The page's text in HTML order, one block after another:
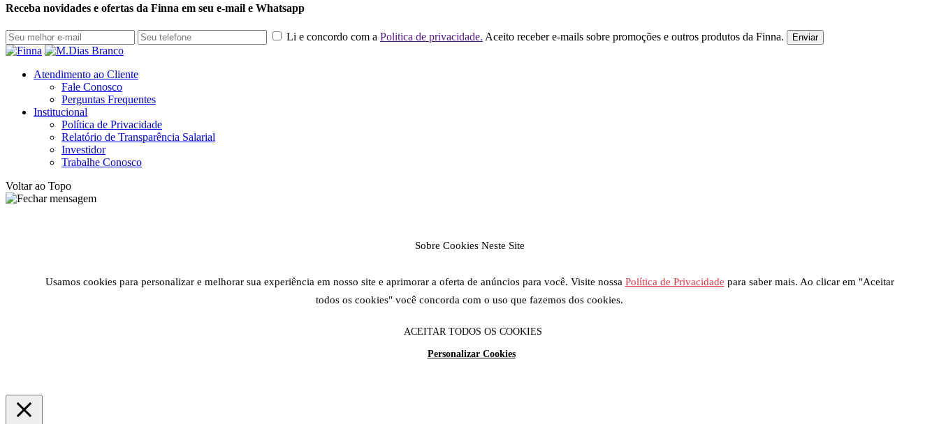
Receba novidades e ofertas da Finna em seu e-mail e Whatsapp
Li e concordo com a Politica de privacidade. Aceito receber e-mails sobre promoções e outros produtos da Finna. Enviar
Atendimento ao Cliente
Fale Conosco
Perguntas Frequentes
Institucional
Política de Privacidade
Relatório de Transparência Salarial
Investidor
Trabalhe Conosco
Voltar ao Topo
Sobre Cookies Neste Site
Usamos cookies para personalizar e melhorar sua experiência em nosso site e aprimorar a oferta de anúncios para você. Visite nossa Política de Privacidade para saber mais. Ao clicar em "Aceitar
todos os cookies" você concorda com o uso que fazemos dos cookies.
ACEITAR TODOS OS COOKIES
Personalizar Cookies